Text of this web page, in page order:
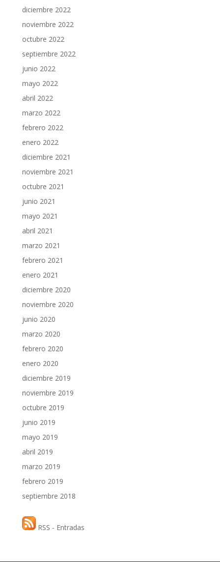
diciembre 2022
noviembre 2022
octubre 2022
septiembre 2022
junio 2022
mayo 2022
abril 2022
marzo 2022
febrero 2022
enero 2022
diciembre 2021
noviembre 2021
octubre 2021
junio 2021
mayo 2021
abril 2021
marzo 2021
febrero 2021
enero 2021
diciembre 2020
noviembre 2020
junio 2020
marzo 2020
febrero 2020
enero 2020
diciembre 2019
noviembre 2019
octubre 2019
junio 2019
mayo 2019
abril 2019
marzo 2019
febrero 2019
septiembre 2018
RSS - Entradas